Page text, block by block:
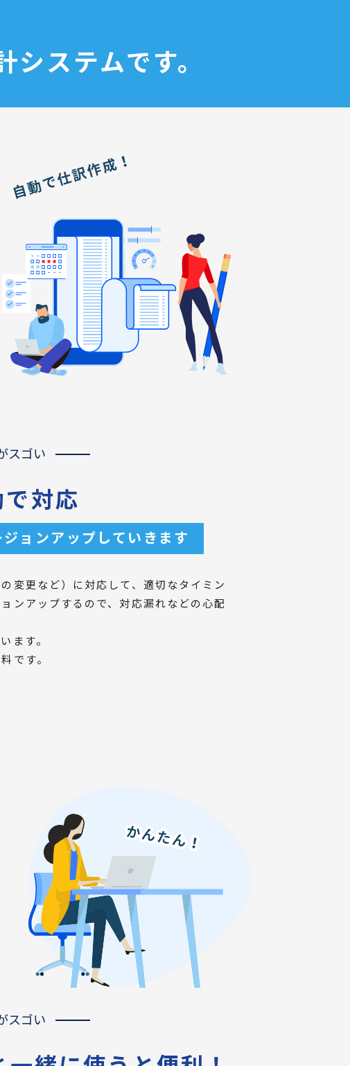
システムです。
スゴい
対応
ョンアップしていきます
変更など）に対応して、適切なタイミン
ンアップするので、対応漏れなどの心配
ます。
です。
スゴい